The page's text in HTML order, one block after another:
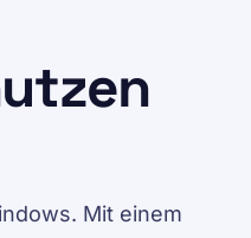
Mit einem